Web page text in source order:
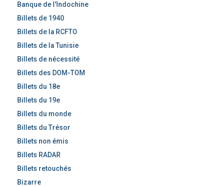
Banque de l'Indochine
Billets de 1940
Billets de la RCFTO
Billets de la Tunisie
Billets de nécessité
Billets des DOM-TOM
Billets du 18e
Billets du 19e
Billets du monde
Billets du Trésor
Billets non émis
Billets RADAR
Billets retouchés
Bizarre